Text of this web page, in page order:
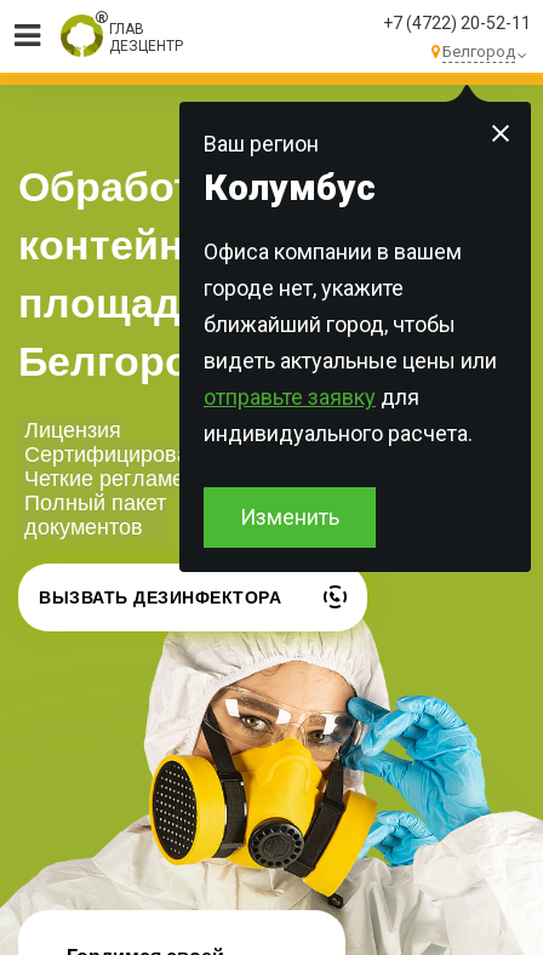
ГЛАВ
ДЕЗЦЕНТР
+7 (4722) 20-52-11
Белгород
Ваш регион
Колумбус
Офиса компании в вашем
городе нет, укажите
ближайший город, чтобы
видеть актуальные цены или
отправьте заявку для
индивидуального расчета.
Изменить
МЫ ВЫПОЛНЯЕМБОЛЕЕ 250 ЗАКАЗОВ
КАЖДЫЙ ДЕНЬ!
Обработка
контейнерных
площадок в
Белгороде
Лицензия
Сертифицированная химия
Четкие регламенты
Полный пакет
документов
ВЫЗВАТЬ ДЕЗИНФЕКТОРА